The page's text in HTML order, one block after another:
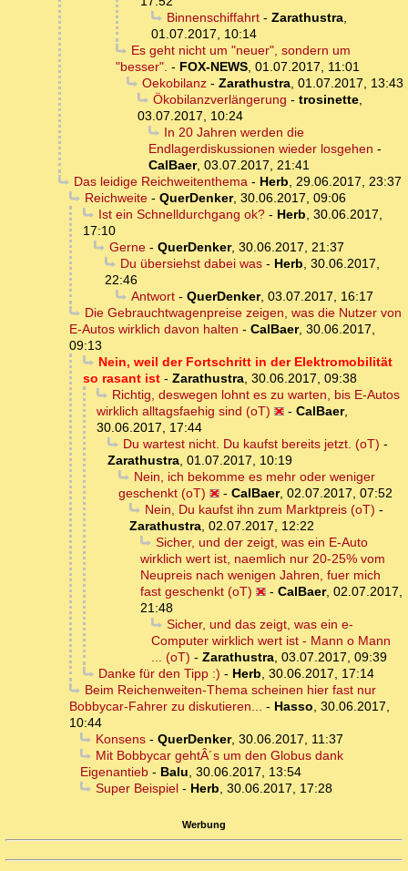
Binnenschiffahrt- Zarathustra,
01.07.2017, 10:14
Es geht nicht um "neuer", sondern um
"besser". - FOX-NEWS, 01.07.2017, 11:01
Oekobilanz- Zarathustra, 01.07.2017, 13:43
Ökobilanzverlängerung - trosinette,
03.07.2017, 10:24
In 20 Jahren werden die
Endlagerdiskussionen wieder losgehen -
CalBaer, 03.07.2017, 21:41
Das leidige Reichweitenthema- Herb, 29.06.2017, 23:37
Reichweite- QuerDenker, 30.06.2017, 09:06
Ist ein Schnelldurchgang ok?- Herb, 30.06.2017,
17:10
Gerne- QuerDenker, 30.06.2017, 21:37
Du übersiehst dabei was- Herb, 30.06.2017,
22:46
Antwort- QuerDenker, 03.07.2017, 16:17
Die Gebrauchtwagenpreise zeigen, was die Nutzer von
E-Autos wirklich davon halten - CalBaer, 30.06.2017,
09:13
Nein, weil der Fortschritt in der Elektromobilität
so rasant ist - Zarathustra, 30.06.2017, 09:38
Richtig, deswegen lohnt es zu warten, bis E-Autos
wirklich alltagsfaehig sind (oT)
- CalBaer,
30.06.2017, 17:44
Du wartest nicht. Du kaufst bereits jetzt. (oT) -
Zarathustra, 01.07.2017, 10:19
Nein, ich bekomme es mehr oder weniger
geschenkt (oT)
- CalBaer, 02.07.2017, 07:52
Nein, Du kaufst ihn zum Marktpreis (oT) -
Zarathustra, 02.07.2017, 12:22
Sicher, und der zeigt, was ein E-Auto
wirklich wert ist, naemlich nur 20-25% vom
Neupreis nach wenigen Jahren, fuer mich
fast geschenkt (oT)
- CalBaer, 02.07.2017,
21:48
Sicher, und das zeigt, was ein e-
Computer wirklich wert ist - Mann o Mann
... (oT) - Zarathustra, 03.07.2017, 09:39
Danke für den Tipp :) - Herb, 30.06.2017, 17:14
Beim Reichenweiten-Thema scheinen hier fast nur
Bobbycar-Fahrer zu diskutieren... - Hasso, 30.06.2017,
10:44
Konsens- QuerDenker, 30.06.2017, 11:37
Mit Bobbycar gehtÂ´s um den Globus dank
Eigenantieb - Balu, 30.06.2017, 13:54
Super Beispiel- Herb, 30.06.2017, 17:28
Werbung